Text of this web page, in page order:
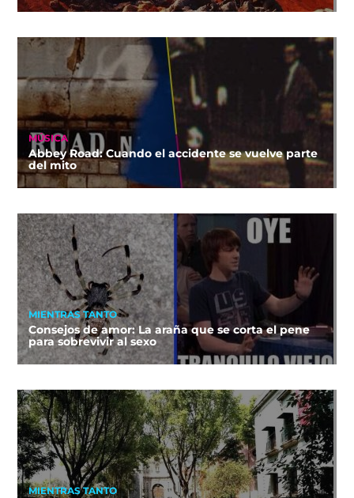
MÚSICA
Abbey Road: Cuando el accidente se vuelve parte
del mito
MIENTRAS TANTO
Consejos de amor: La araña que se corta el pene
para sobrevivir al sexo
MIENTRAS TANTO